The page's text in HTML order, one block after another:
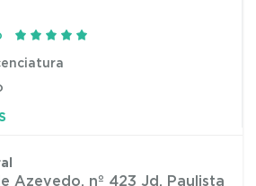
Azevedo, nº 423 Jd. Paulista